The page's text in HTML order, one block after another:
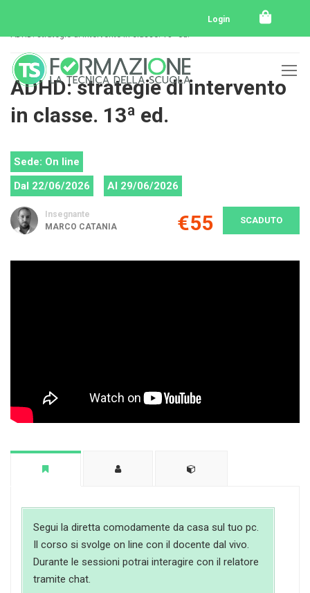
Login
ADHD: strategie di intervento in classe. 13ª ed.
ADHD: strategie di intervento
in classe. 13ª ed.
Sede: On line
Dal 22/06/2026
Al 29/06/2026
Insegnante
MARCO CATANIA
€55 SCADUTO
Segui la diretta comodamente da casa sul tuo pc.
Il corso si svolge on line con il docente dal vivo.
Durante le sessioni potrai interagire con il relatore
tramite chat.